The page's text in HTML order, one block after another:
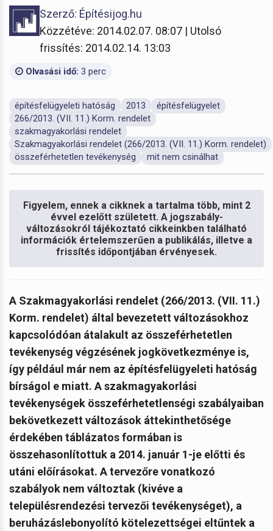
Szerző: Építésijog.hu
Közzétéve: 2014.02.07. 08:07 | Utolsó
frissítés: 2014.02.14. 13:03
Olvasási idő: 3 perc
építésfelügyeleti hatóság 2013
építésfelügyelet
266/2013. (VII. 11.) Korm. rendelet
szakmagyakorlási rendelet
Szakmagyakorlási rendelet (266/2013. (VII. 11.) Korm. rendelet)
összeférhetetlen tevékenység
mit nem csinálhat
Figyelem, ennek a cikknek a tartalma több, mint 2
évvel ezelőtt született. A jogszabály-
változásokról tájékoztató cikkeinkben található
információk értelemszerűen a publikálás, illetve a
frissítés időpontjában érvényesek.
A Szakmagyakorlási rendelet (266/2013. (VII. 11.)
Korm. rendelet) által bevezetett változásokhoz
kapcsolódóan átalakult az összeférhetetlen
tevékenység végzésének jogkövetkezménye is,
így például már nem az építésfelügyeleti hatóság
bírságol e miatt. A szakmagyakorlási
tevékenységek összeférhetetlenségi szabályaiban
bekövetkezett változások áttekinthetősége
érdekében táblázatos formában is
összehasonlítottuk a 2014. január 1-je előtti és
utáni előírásokat. A tervezőre vonatkozó
szabályok nem változtak (kivéve a
településrendezési tervezői tevékenységet), a
beruházáslebonyolító kötelezettségei eltűntek a